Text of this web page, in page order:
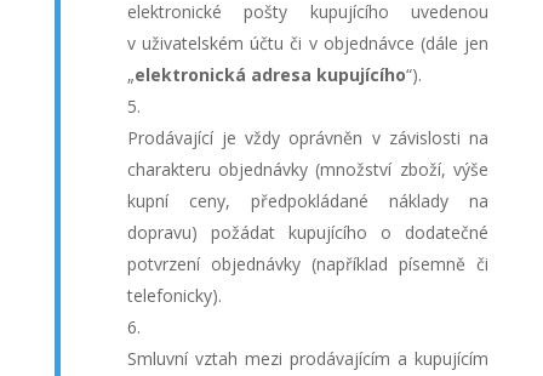
elektronické pošty kupujícího uvedenou
v uživatelském účtu či v objednávce (dále jen
„elektronická adresa kupujícího“).
Prodávající je vždy oprávněn v závislosti na
charakteru objednávky (množství zboží, výše
kupní ceny, předpokládané náklady na
dopravu) požádat kupujícího o dodatečné
potvrzení objednávky (například písemně či
telefonicky).
Smluvní vztah mezi prodávajícím a kupujícím